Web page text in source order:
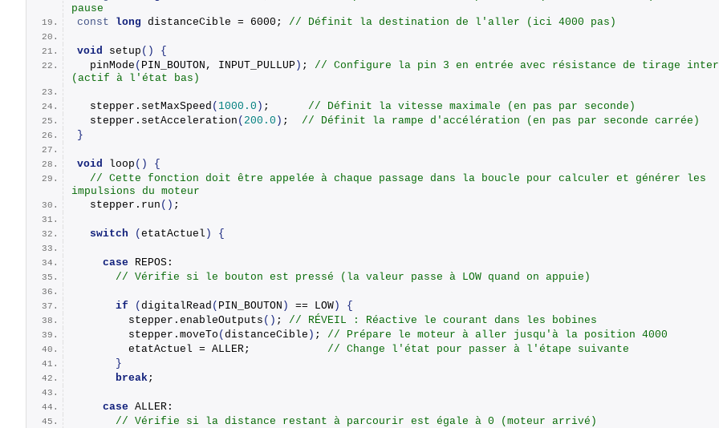
pause
const
long distanceCible = 6000; // Définit la destination de l'aller (ici 4000 pas)
void setup ()
{
pinMode ( PIN_BOUTON, INPUT_PULLUP ) ; // Configure la pin 3 en entrée avec résistance de tirage
(actif à l'état bas)
  stepper.
setMaxSpeed ( 1000.0 ) ; // Définit la vitesse maximale (en pas par seconde)
  stepper.
setAcceleration ( 200.0 ) ; // Définit la rampe d'accélération (en pas par seconde carrée)
}
void loop ()
{
// Cette fonction doit être appelée à chaque passage dans la boucle pour calculer et générer les
impulsions du moteur
  stepper.
run () ;
switch ( etatActuel ) {
case REPOS:
// Vérifie si le bouton est pressé (la valeur passe à LOW quand on appuie)
if ( digitalRead ( PIN_BOUTON ) == LOW )
{
        stepper.
enableOutputs () ; // RÉVEIL : Réactive le courant dans les bobines
        stepper.
moveTo ( distanceCible ) ; // Prépare le moteur à aller jusqu'à la position 4000
        etatActuel = ALLER;
// Change l'état pour passer à l'étape suivante
}
break;
case ALLER:
// Vérifie si la distance restant à parcourir est égale à 0 (moteur arrivé)